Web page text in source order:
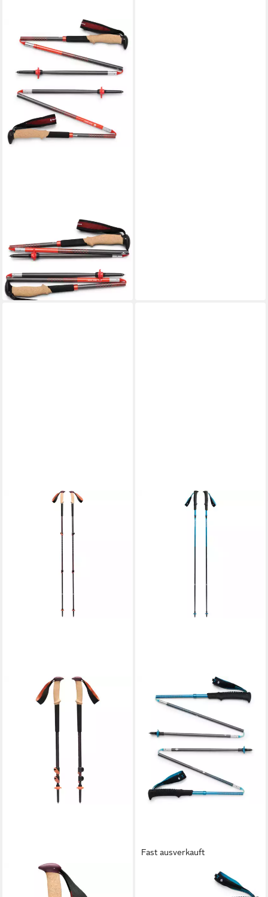
Wanderstöcke Treckingstöcke
Pursuit Carbon Z
157,89 € UVP180,00 €
-12%
lieferbar - in 2-3 Werktagen bei dir
BLACK DIAMOND
Wanderstöcke Trekkingstöcke
Fast ausverkauft
Wanderstöcke Trekkingstöcke